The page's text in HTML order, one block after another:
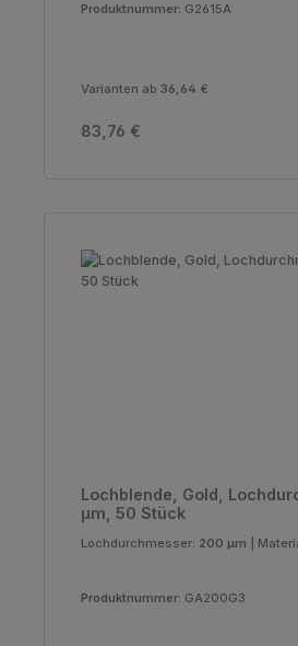
Produktnummer: G2615A
Varianten ab 36,64 €
Regulärer Preis:
83,76 €
Lochblende, Gold,
µm, 50 Stück
Lochdurchmesser: 200 µm
Produktnummer: GA200G3